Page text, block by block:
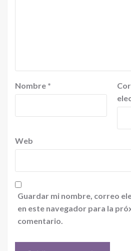
Nombre *
Web
Guardar mi nombre, correo
en este navegador para la
comentario.